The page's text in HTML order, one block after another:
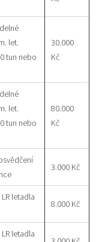
let.
tun nebo
30.000
Kč
let.
tun nebo
80.000
Kč
3.000 Kč
letadla
8.000 Kč
letadla